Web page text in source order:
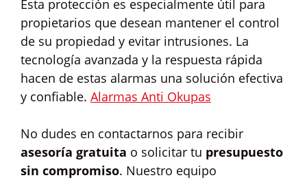
Esta protección es especialmente útil para
propietarios que desean mantener el control
de su propiedad y evitar intrusiones. La
tecnología avanzada y la respuesta rápida
hacen de estas alarmas una solución efectiva
y confiable. Alarmas Anti Okupas
No dudes en contactarnos para recibir
asesoría gratuita o solicitar tu presupuesto
sin compromiso. Nuestro equipo